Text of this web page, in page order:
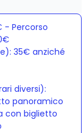
- Percorso
35€ anziché
diversi):
panoramico
con biglietto